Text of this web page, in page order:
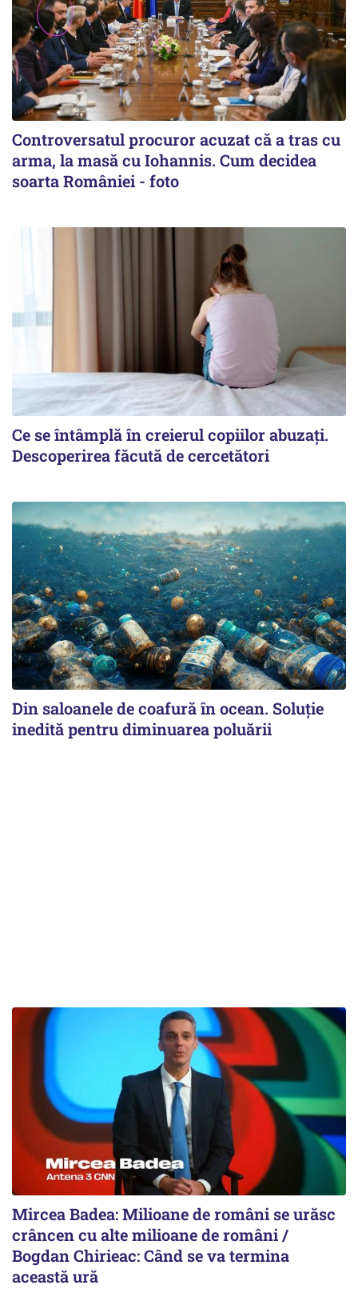
Controversatul procuror acuzat că a tras cu
arma, la masă cu Iohannis. Cum decidea
soarta României - foto
Ce se întâmplă în creierul copiilor abuzați.
Descoperirea făcută de cercetători
Din saloanele de coafură în ocean. Soluție
inedită pentru diminuarea poluării
Mircea Badea: Milioane de români se urăsc
crâncen cu alte milioane de români /
Bogdan Chirieac: Când se va termina
această ură